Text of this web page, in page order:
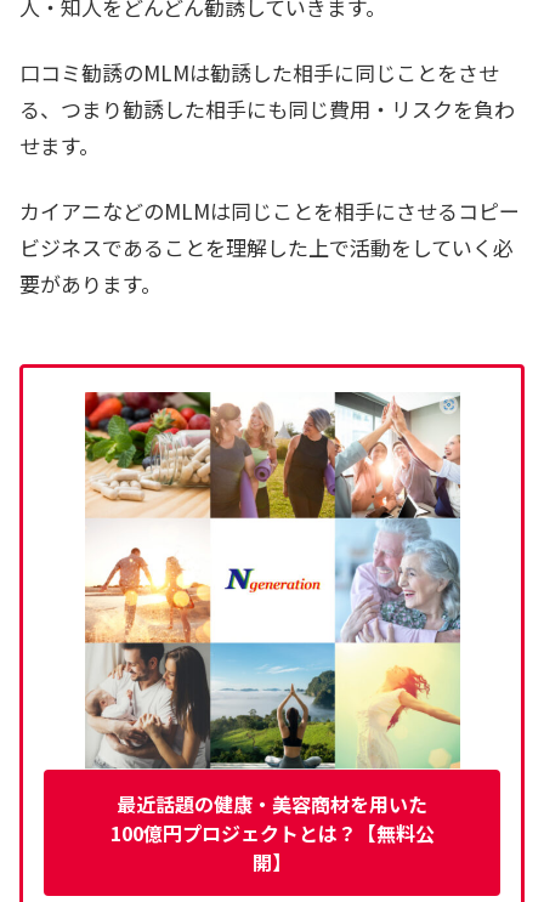
人・知人をどんどん勧誘していきます。
口コミ勧誘のMLMは勧誘した相手に同じことをさせ
る、つまり勧誘した相手にも同じ費用・リスクを負わ
せます。
カイアニなどのMLMは同じことを相手にさせるコピー
ビジネスであることを理解した上で活動をしていく必
要があります。
最近話題の健康・美容商材を用いた
100億円プロジェクトとは？【無料公
開】